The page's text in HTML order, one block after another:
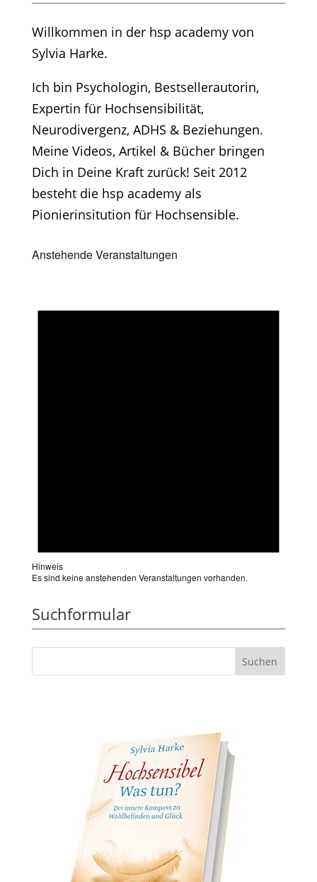
Willkommen in der hsp academy von
Sylvia Harke.
Ich bin Psychologin, Bestsellerautorin,
Expertin für Hochsensibilität,
Neurodivergenz, ADHS & Beziehungen.
Meine Videos, Artikel & Bücher bringen
Dich in Deine Kraft zurück! Seit 2012
besteht die hsp academy als
Pionierinsitution für Hochsensible.
Anstehende Veranstaltungen
Hinweis
Es sind keine anstehenden Veranstaltungen vorhanden.
Suchformular